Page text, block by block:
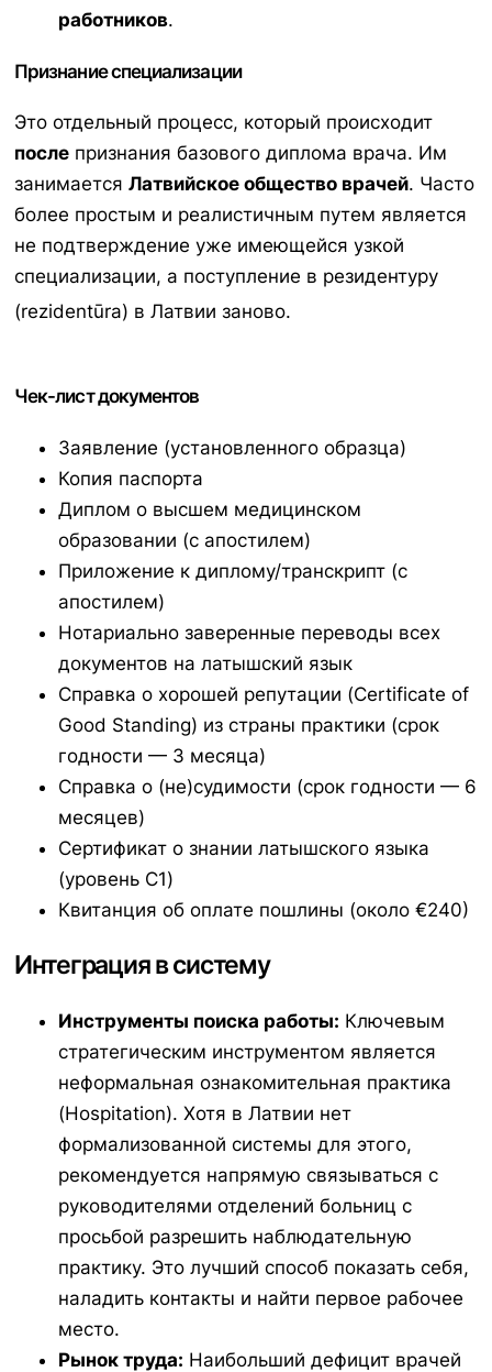
работников.
Признание специализации
Это отдельный процесс, который происходит
после признания базового диплома врача. Им
занимается Латвийское общество врачей. Часто
более простым и реалистичным путем является
не подтверждение уже имеющейся узкой
специализации, а поступление в резидентуру
(rezidentūra) в Латвии заново.
Чек-лист документов
Заявление (установленного образца)
Копия паспорта
Диплом о высшем медицинском
образовании (с апостилем)
Приложение к диплому/транскрипт (с
апостилем)
Нотариально заверенные переводы всех
документов на латышский язык
Справка о хорошей репутации (Certificate of
Good Standing) из страны практики (срок
годности — 3 месяца)
Справка о (не)судимости (срок годности — 6
месяцев)
Сертификат о знании латышского языка
(уровень C1)
Квитанция об оплате пошлины (около €240)
Интеграция в систему
Инструменты поиска работы: Ключевым
стратегическим инструментом является
неформальная ознакомительная практика
(Hospitation). Хотя в Латвии нет
формализованной системы для этого,
рекомендуется напрямую связываться с
руководителями отделений больниц с
просьбой разрешить наблюдательную
практику. Это лучший способ показать себя,
наладить контакты и найти первое рабочее
место.
Рынок труда: Наибольший дефицит врачей